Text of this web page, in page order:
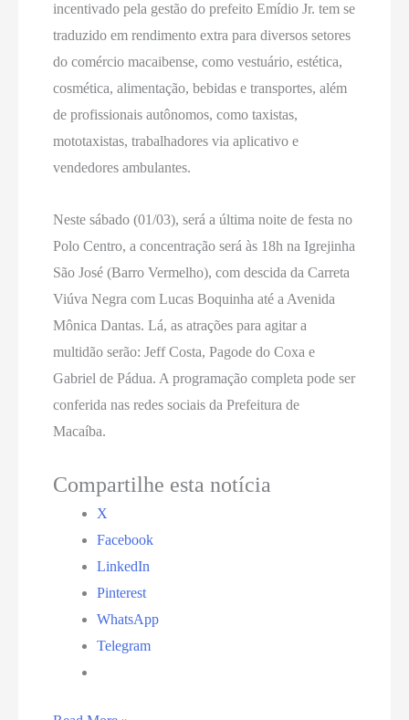
incentivado pela gestão do prefeito Emídio Jr. tem se
traduzido em rendimento extra para diversos setores
do comércio macaibense, como vestuário, estética,
cosmética, alimentação, bebidas e transportes, além
de profissionais autônomos, como taxistas,
mototaxistas, trabalhadores via aplicativo e
vendedores ambulantes.
Neste sábado (01/03), será a última noite de festa no
Polo Centro, a concentração será às 18h na Igrejinha
São José (Barro Vermelho), com descida da Carreta
Viúva Negra com Lucas Boquinha até a Avenida
Mônica Dantas. Lá, as atrações para agitar a
multidão serão: Jeff Costa, Pagode do Coxa e
Gabriel de Pádua. A programação completa pode ser
conferida nas redes sociais da Prefeitura de
Macaíba.
Compartilhe esta notícia
X
Facebook
LinkedIn
Pinterest
WhatsApp
Telegram